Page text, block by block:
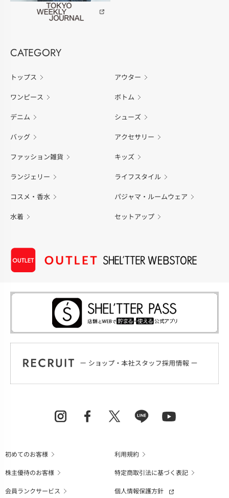
CATEGORY
トップス アウター
ワンピース ボトム
デニム シューズ
バッグ アクセサリー
ファッション雑貨 キッズ
ランジェリー ライフスタイル
コスメ・香水 パジャマ・ルームウェア
水着 セットアップ
初めてのお客様
利用規約
株主優待のお客様
特定商取引法に基づく表記
会員ランクサービス
個人情報保護方針